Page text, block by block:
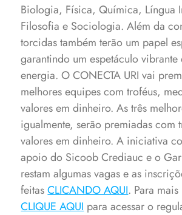
Biologia, Física, Química, Língua
Filosofia e Sociologia. Além da
torcidas também terão um papel
garantindo um espetáculo
energia. O CONECTA URI vai
melhores equipes com troféus,
valores em dinheiro. As três
igualmente, serão premiadas com
valores em dinheiro. A iniciativa
apoio do Sicoob Crediauc e o
restam algumas vagas e as
feitasCLICANDO AQUI. Para
CLIQUE AQUI para acessar o